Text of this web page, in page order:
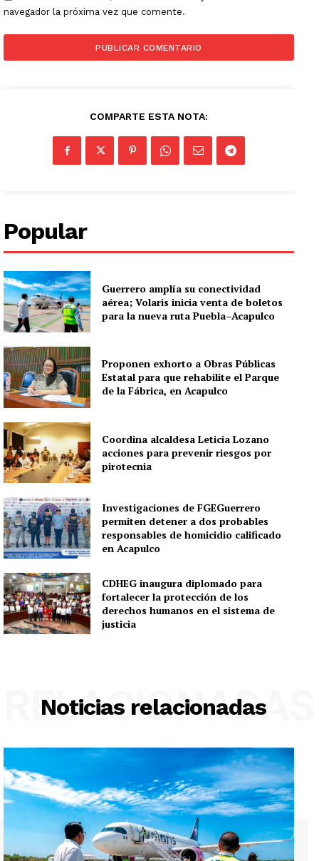
navegador la próxima vez que comente.
COMPARTE ESTA NOTA:
Popular
Guerrero amplía su conectividad
aérea; Volaris inicia venta de boletos
para la nueva ruta Puebla–Acapulco
Proponen exhorto a Obras Públicas
Estatal para que rehabilite el Parque
de la Fábrica, en Acapulco
Coordina alcaldesa Leticia Lozano
acciones para prevenir riesgos por
pirotecnia
Investigaciones de FGEGuerrero
permiten detener a dos probables
responsables de homicidio calificado
en Acapulco
CDHEG inaugura diplomado para
fortalecer la protección de los
derechos humanos en el sistema de
justicia
Noticias relacionadas
RELACIONADAS